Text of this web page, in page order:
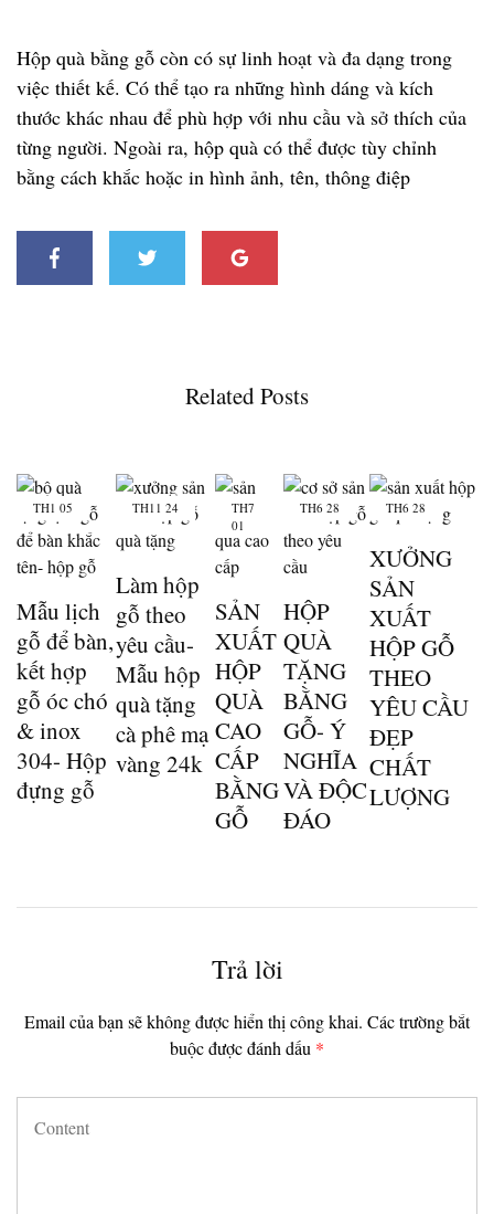
Hộp quà bằng gỗ còn có sự linh hoạt và đa dạng trong
việc thiết kế. Có thể tạo ra những hình dáng và kích
thước khác nhau để phù hợp với nhu cầu và sở thích của
từng người. Ngoài ra, hộp quà có thể được tùy chỉnh
bằng cách khắc hoặc in hình ảnh, tên, thông điệp
Related Posts
TH1 05
Mẫu lịch
gỗ để bàn,
kết hợp
gỗ óc chó
& inox
304- Hộp
đựng gỗ
TH11 24
Làm hộp
gỗ theo
yêu cầu-
Mẫu hộp
quà tặng
cà phê mạ
vàng 24k
TH7
01
SẢN
XUẤT
HỘP
QUÀ
CAO
CẤP
BẰNG
GỖ
TH6 28
HỘP
QUÀ
TẶNG
BẰNG
GỖ- Ý
NGHĨA
VÀ ĐỘC
ĐÁO
TH6 28
XƯỞNG
SẢN
XUẤT
HỘP GỖ
THEO
YÊU CẦU
ĐẸP
CHẤT
LƯỢNG
Trả lời
Email của bạn sẽ không được hiển thị công khai. Các trường bắt
buộc được đánh dấu *